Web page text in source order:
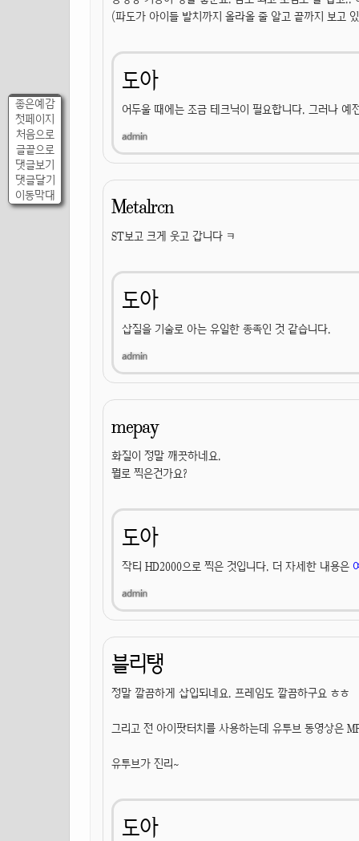
좋은예감
첫페이지
처음으로
글끝으로
댓글보기
댓글달기
이동막대
(파도가 아이들 발치까지 올라올 줄 알고 끝까지 보고
도아
어두울 때에는 조금 테크닉이 필요합니다. 그러나 예
Metalrcn
ST보고 크게 웃고 갑니다 ㅋ
도아
삽질을 기술로 아는 유일한 종족인 것 같습니다.
mepay
화질이 정말 깨끗하네요.
뭘로 찍은건가요?
도아
작티 HD2000으로 찍은 것입니다. 더 자세한 내용은
블리탱
정말 깔끔하게 삽입되네요. 프레임도 깔끔하구요 ㅎㅎ
그리고 전 아이팟터치를 사용하는데 유투브 동영상은
유투브가 진리~
도아